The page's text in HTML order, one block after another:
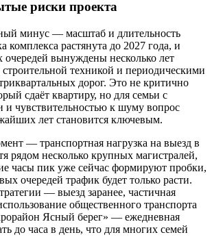
риски проекта
минус — масштаб и длительность
комплекса растянута до 2027 года, и
очередей вынуждены несколько лет
техникой и периодическими
дорог. Это не критично
сдаёт квартиру, но для семьи с
и чувствительностью к шуму вопрос
лет становится ключевым.
— транспортная нагрузка на выезд в
рядом несколько крупных магистралей,
часы пик уже сейчас формируют пробки,
очередей трафик будет только расти.
— выезд заранее, частичная
общественного транспорта
Ясный берег» — ежедневная
до часа в день, что для многих семей